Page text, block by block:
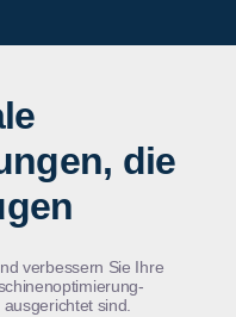
die
verbessern Sie Ihre
sind.